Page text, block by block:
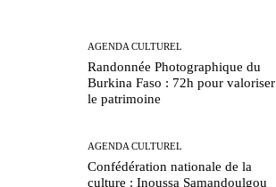
AGENDA CULTUREL
Randonnée Photographique du
Burkina Faso : 72h pour valoriser
le patrimoine
AGENDA CULTUREL
Confédération nationale de la
culture : Inoussa Samandoulgou